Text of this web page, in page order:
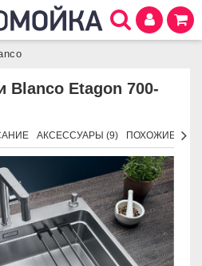
Blanco Etagon 700-
АКСЕССУАРЫ (9) ПОХОЖИЕ